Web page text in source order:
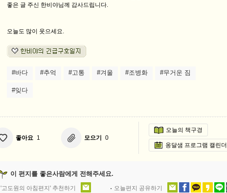
좋은 글 주신 한비야님께 감사드립니다.
오늘도 많이 웃으세요.
#바다 #추억 #고통 #겨울 #조병화 #무거운 짐
#잊다
좋아요 1 모으기 0
오늘의 책구경
옹달샘 프로그램 캘린더
이 편지를 좋은사람에게 전해주세요.
'고도원의 아침편지' 추천하기 오늘편지 공유하기